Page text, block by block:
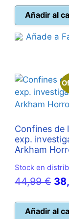
Añadir al
Añade a
Confines de
exp.
Arkham
Stock en
44,99€ El
Añadir al